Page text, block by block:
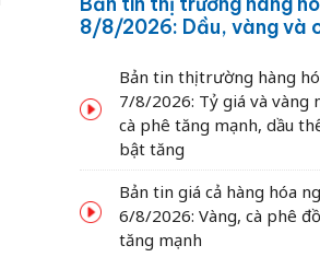
8/8/2026: Dầu, vàng và
Bản tin thị trường hàng
7/8/2026: Tỷ giá và vàng
cà phê tăng mạnh, dầu
bật tăng
Bản tin giá cả hàng hóa
6/8/2026: Vàng, cà phê
tăng mạnh